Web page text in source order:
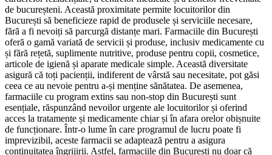
de bucureșteni. Această proximitate permite locuitorilor din
București să beneficieze rapid de produsele și serviciile necesare,
fără a fi nevoiți să parcurgă distanțe mari. Farmaciile din București
oferă o gamă variată de servicii și produse, inclusiv medicamente cu
și fără rețetă, suplimente nutritive, produse pentru copii, cosmetice,
articole de igienă și aparate medicale simple. Această diversitate
asigură că toți pacienții, indiferent de vârstă sau necesitate, pot găsi
ceea ce au nevoie pentru a-și menține sănătatea. De asemenea,
farmaciile cu program extins sau non-stop din București sunt
esențiale, răspunzând nevoilor urgente ale locuitorilor și oferind
acces la tratamente și medicamente chiar și în afara orelor obișnuite
de funcționare. Într-o lume în care programul de lucru poate fi
imprevizibil, aceste farmacii se adaptează pentru a asigura
continuitatea îngrijirii. Astfel, farmaciile din București nu doar că